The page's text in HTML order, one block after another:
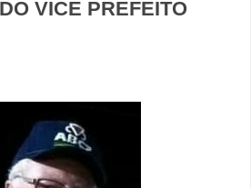
VICE PREFEITO